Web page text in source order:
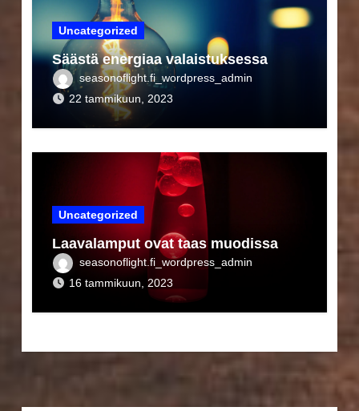
Uncategorized
Säästä energiaa valaistuksessa
seasonoflight.fi_wordpress_admin
22 tammikuun, 2023
Uncategorized
Laavalamput ovat taas muodissa
seasonoflight.fi_wordpress_admin
16 tammikuun, 2023